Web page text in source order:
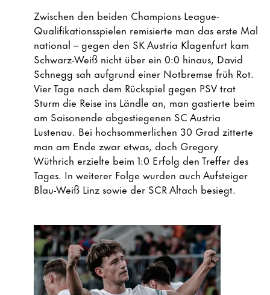
Zwischen den beiden Champions League-
Qualifikationsspielen remisierte man das erste Mal
national – gegen den SK Austria Klagenfurt kam
Schwarz-Weiß nicht über ein 0:0 hinaus, David
Schnegg sah aufgrund einer Notbremse früh Rot.
Vier Tage nach dem Rückspiel gegen PSV trat
Sturm die Reise ins Ländle an, man gastierte beim
am Saisonende abgestiegenen SC Austria
Lustenau. Bei hochsommerlichen 30 Grad zitterte
man am Ende zwar etwas, doch Gregory
Wüthrich erzielte beim 1:0 Erfolg den Treffer des
Tages. In weiterer Folge wurden auch Aufsteiger
Blau-Weiß Linz sowie der SCR Altach besiegt.